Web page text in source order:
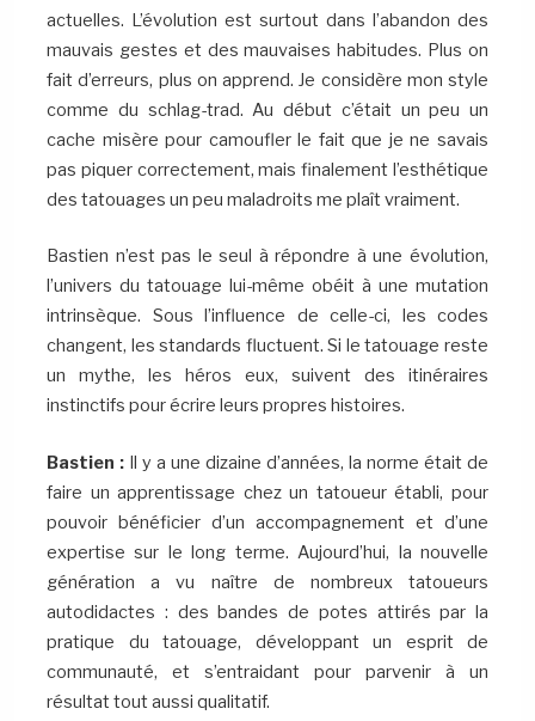
actuelles. L’évolution est surtout dans l’abandon des
mauvais gestes et des mauvaises habitudes. Plus on
fait d’erreurs, plus on apprend. Je considère mon style
comme du schlag-trad. Au début c’était un peu un
cache misère pour camoufler le fait que je ne savais
pas piquer correctement, mais finalement l’esthétique
des tatouages un peu maladroits me plaît vraiment.
Bastien n’est pas le seul à répondre à une évolution,
l’univers du tatouage lui-même obéit à une mutation
intrinsèque. Sous l’influence de celle-ci, les codes
changent, les standards fluctuent. Si le tatouage reste
un mythe, les héros eux, suivent des itinéraires
instinctifs pour écrire leurs propres histoires.
Bastien : Il y a une dizaine d’années, la norme était de
faire un apprentissage chez un tatoueur établi, pour
pouvoir bénéficier d’un accompagnement et d’une
expertise sur le long terme. Aujourd’hui, la nouvelle
génération a vu naître de nombreux tatoueurs
autodidactes : des bandes de potes attirés par la
pratique du tatouage, développant un esprit de
communauté, et s’entraidant pour parvenir à un
résultat tout aussi qualitatif.